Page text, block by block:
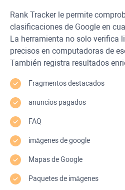
Rank Trackerle permite
clasificaciones de Google en
La herramienta no solo verifica
precisos en computadoras de
También registra resultados
Fragmentos destacados
anuncios pagados
FAQ
imágenes de google
Mapas de Google
Paquetes de imágenes